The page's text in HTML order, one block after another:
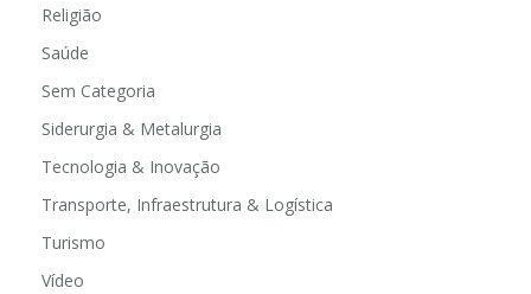
Religião
Saúde
Sem Categoria
Siderurgia & Metalurgia
Tecnologia & Inovação
Transporte, Infraestrutura & Logística
Turismo
Vídeo